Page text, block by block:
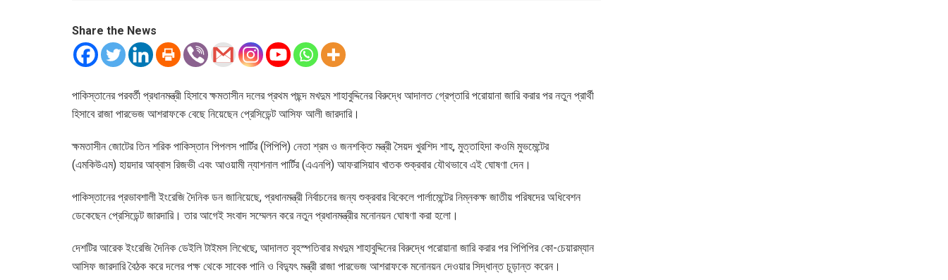
Share the News
পাকিস্তানের পরবর্তী প্রধানমন্ত্রী হিসাবে ক্ষমতাসীন দলের প্রথম পছন্দ মখদুম শাহাবুদ্দিনের বিরুদ্ধে আদালত গ্রেপ্তারি পরোয়ানা জারি করার পর নতুন প্রার্থী
হিসাবে রাজা পারভেজ আশরাফকে বেছে নিয়েছেন প্রেসিডেন্ট আসিফ আলী জারদারি।
ক্ষমতাসীন জোটের তিন শরিক পাকিস্তান পিপলস পার্টির (পিপিপি) নেতা শ্রম ও জনশক্তি মন্ত্রী সৈয়দ খুরশিদ শাহ, মুত্তাহিদা কওমি মুভমেন্টের
(এমকিউএম) হায়দার আব্বাস রিজভী এবং আওয়ামী ন্যাশনাল পার্টির (এএনপি) আফরাসিয়াব খাতক শুক্রবার যৌথভাবে এই ঘোষণা দেন।
পাকিস্তানের প্রভাবশালী ইংরেজি দৈনিক ডন জানিয়েছে, প্রধানমন্ত্রী নির্বাচনের জন্য শুক্রবার বিকেলে পার্লামেন্টের নিম্নকক্ষ জাতীয় পরিষদের অধিবেশন
ডেকেছেন প্রেসিডেন্ট জারদারি। তার আগেই সংবাদ সম্মেলন করে নতুন প্রধানমন্ত্রীর মনোনয়ন ঘোষণা করা হলো।
দেশটির আরেক ইংরেজি দৈনিক ডেইলি টাইমস লিখেছে, আদালত বৃহস্পতিবার মখদুম শাহাবুদ্দিনের বিরুদ্ধে পরোয়ানা জারি করার পর পিপিপির কো-চেয়ারম্যান
আসিফ জারদারি বৈঠক করে দলের পক্ষ থেকে সাবেক পানি ও বিদ্যুৎ মন্ত্রী রাজা পারভেজ আশরাফকে মনোনয়ন দেওয়ার সিদ্ধান্ত চূড়ান্ত করেন।